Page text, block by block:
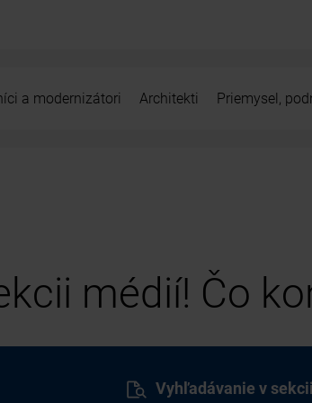
a modernizátori Architekti Priemysel,
médií! Čo
Vyhľadávanie v